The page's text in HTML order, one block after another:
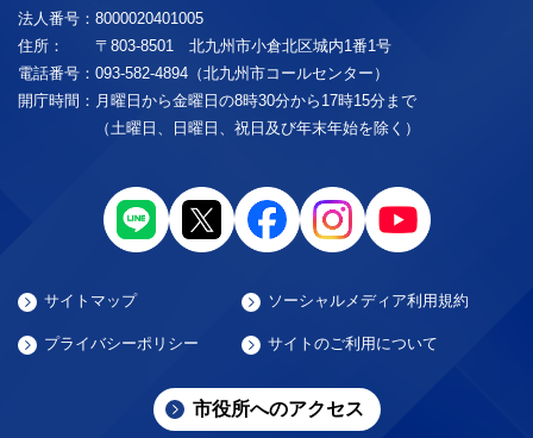
法人番号： 8000020401005
住所：
〒803-8501 北九州市小倉北区城内1番1号
電話番号： 093-582-4894（北九州市コールセンター）
開庁時間： 月曜日から金曜日の8時30分から17時15分まで
（土曜日、日曜日、祝日及び年末年始を除く）
サイトマップ ソーシャルメディア利用規約
プライバシーポリシー サイトのご利用について
市役所へのアクセス